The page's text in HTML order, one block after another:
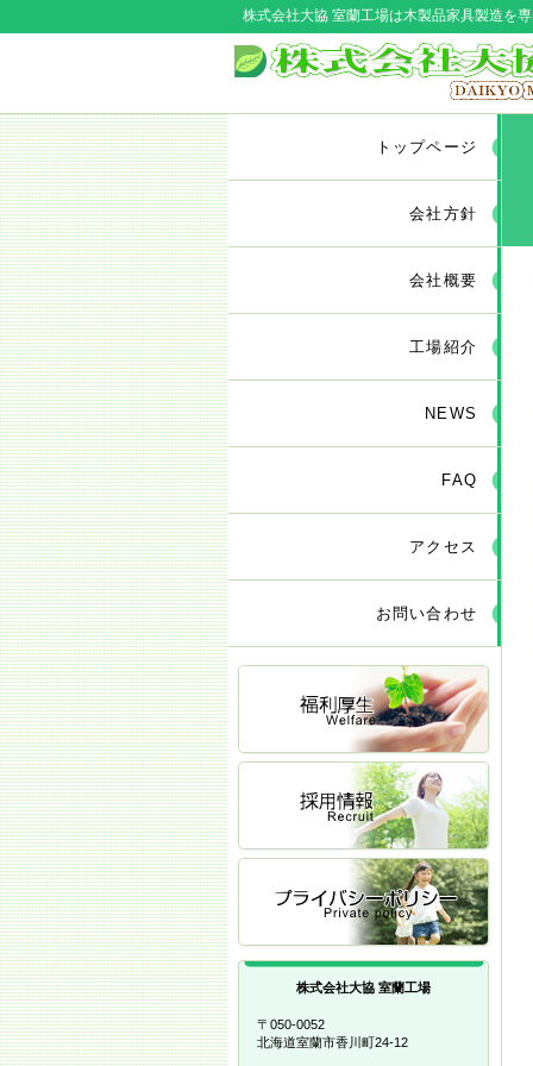
株式会社大協 室蘭工場は木製品家具製造を専
トップページ
会社方針
会社概要
工場紹介
NEWS
FAQ
アクセス
お問い合わせ
株式会社大協 室蘭工場
〒050-0052
北海道室蘭市香川町24-12